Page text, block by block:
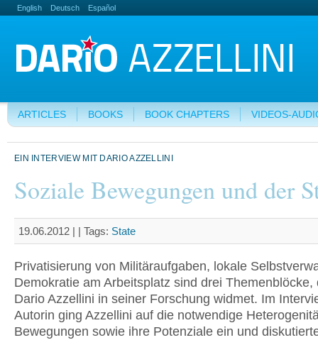
English Deutsch Español
ARTICLES BOOKS BOOK CHAPTERS VIDEOS-
EIN INTERVIEW MIT DARIO AZZELLINI
Soziale Bewegungen und der
19.06.2012 | | Tags: State
Privatisierung von Militäraufgaben, lokale
Demokratie am Arbeitsplatz sind drei Themenblöcke,
Dario Azzellini in seiner Forschung widmet. Im
Autorin ging Azzellini auf die notwendige
Bewegungen sowie ihre Potenziale ein und